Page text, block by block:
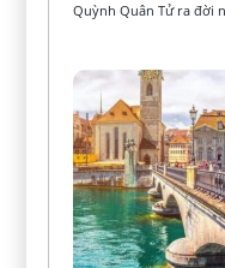
Quỳnh Quân Tử ra đời